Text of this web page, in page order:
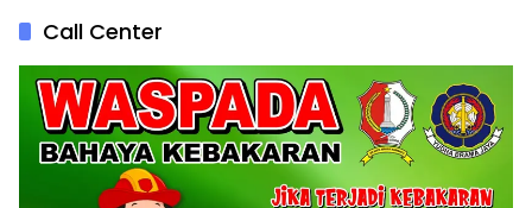
Call Center